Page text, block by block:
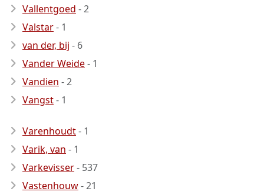
Vallentgoed - 2
Valstar- 1
van der, bij - 6
Vander Weide- 1
Vandien - 2
Vangst- 1
Varenhoudt- 1
Varik, van - 1
Varkevisser- 537
Vastenhouw- 21